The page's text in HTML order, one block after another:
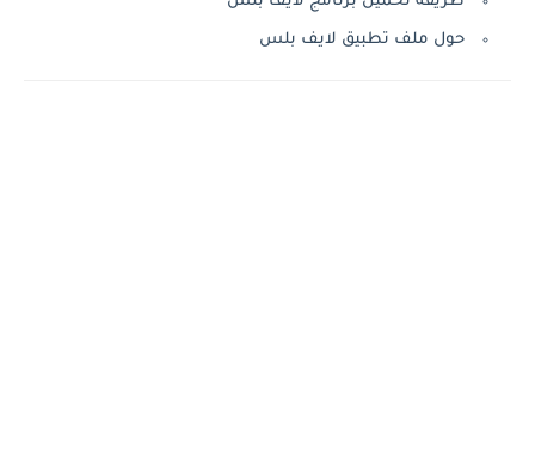
حول ملف تطبيق لايف بلس